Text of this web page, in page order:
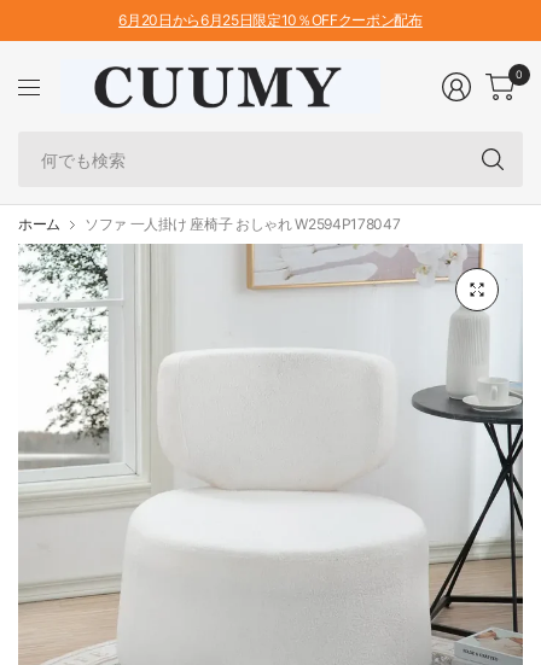
6月20日から6月25日限定10％OFFクーポン配布
索
0
ホーム ソファ 一人掛け 座椅子 おしゃれ W2594P178047